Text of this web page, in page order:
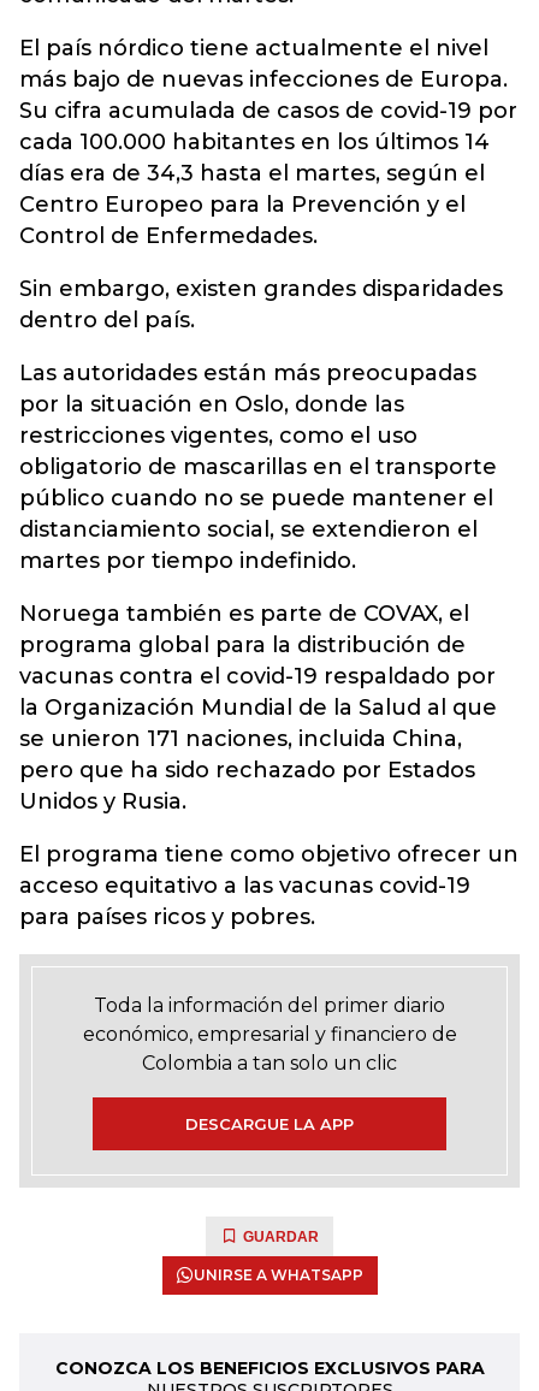
El país nórdico tiene actualmente el nivel
más bajo de nuevas infecciones de Europa.
Su cifra acumulada de casos de covid-19 por
cada 100.000 habitantes en los últimos 14
días era de 34,3 hasta el martes, según el
Centro Europeo para la Prevención y el
Control de Enfermedades.
Sin embargo, existen grandes disparidades
dentro del país.
Las autoridades están más preocupadas
por la situación en Oslo, donde las
restricciones vigentes, como el uso
obligatorio de mascarillas en el transporte
público cuando no se puede mantener el
distanciamiento social, se extendieron el
martes por tiempo indefinido.
Noruega también es parte de COVAX, el
programa global para la distribución de
vacunas contra el covid-19 respaldado por
la Organización Mundial de la Salud al que
se unieron 171 naciones, incluida China,
pero que ha sido rechazado por Estados
Unidos y Rusia.
El programa tiene como objetivo ofrecer un
acceso equitativo a las vacunas covid-19
para países ricos y pobres.
Toda la información del primer diario
económico, empresarial y financiero de
Colombia a tan solo un clic
DESCARGUE LA APP
GUARDAR
UNIRSE A WHATSAPP
CONOZCA LOS BENEFICIOS EXCLUSIVOS PARA